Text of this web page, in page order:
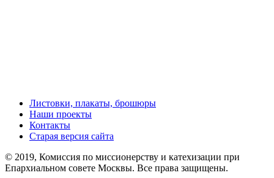
Листовки, плакаты, брошюры
Наши проекты
Контакты
Старая версия сайта
© 2019, Комиссия по миссионерству и катехизации при
Епархиальном совете Москвы. Все права защищены.